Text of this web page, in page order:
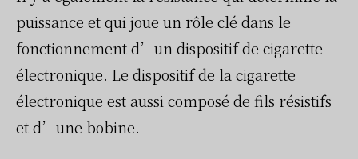
puissance et qui joue un rôle clé dans le
fonctionnement d’un dispositif de cigarette
électronique. Le dispositif de la cigarette
électronique est aussi composé de fils résistifs
et d’une bobine.